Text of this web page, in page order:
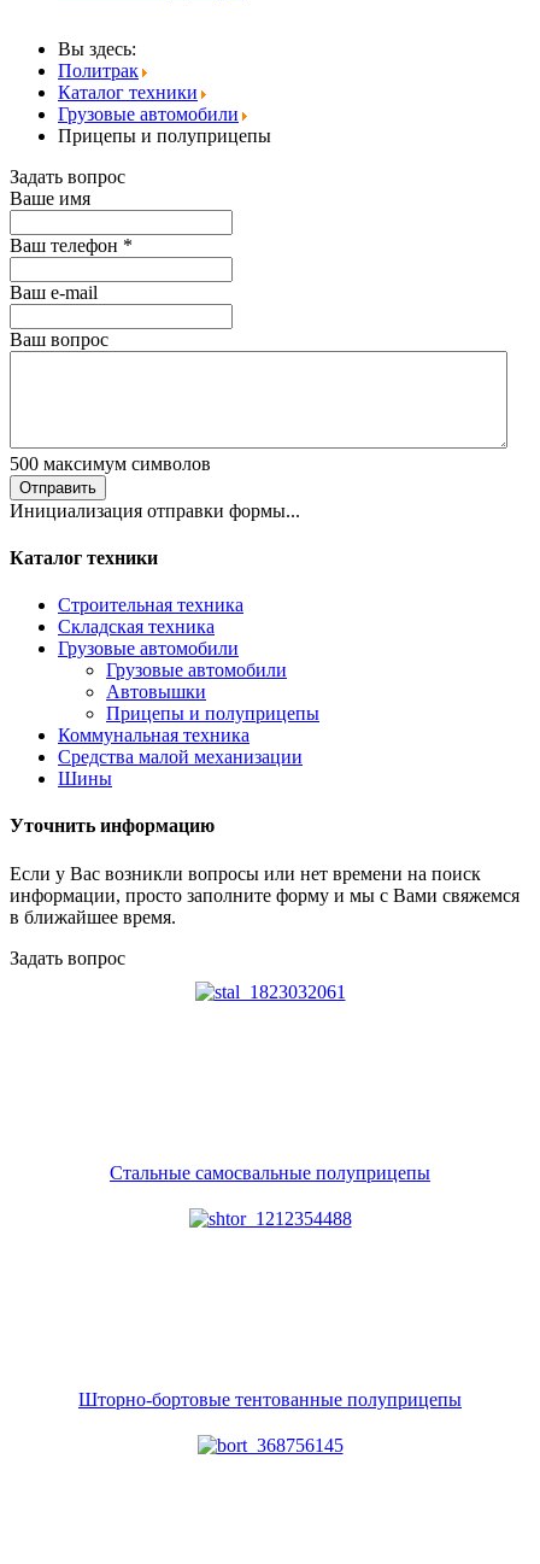
Вы здесь:
Политрак
Каталог техники
Грузовые автомобили
Прицепы и полуприцепы
Задать вопрос
Ваше имя
Ваш телефон *
Ваш е-mail
Ваш вопрос
500 максимум символов
Отправить
Инициализация отправки формы...
Каталог техники
Строительная техника
Складская техника
Грузовые автомобили
Грузовые автомобили
Автовышки
Прицепы и полуприцепы
Коммунальная техника
Средства малой механизации
Шины
Уточнить информацию
Если у Вас возникли вопросы или нет времени на поиск
информации, просто заполните форму и мы с Вами свяжемся
в ближайшее время.
Задать вопрос
Стальные самосвальные полуприцепы
Шторно-бортовые тентованные полуприцепы